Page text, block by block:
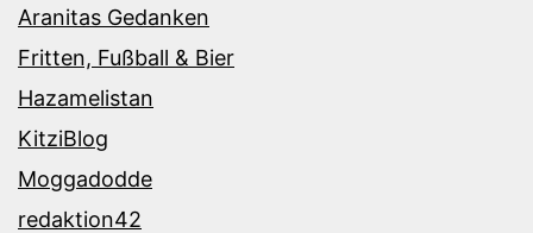
Aranitas Gedanken
Fritten, Fußball & Bier
Hazamelistan
KitziBlog
Moggadodde
redaktion42